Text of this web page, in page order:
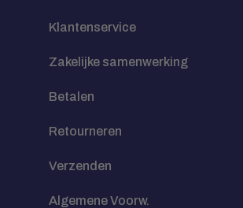
Klantenservice
Zakelijke samenwerking
Betalen
Retourneren
Verzenden
Algemene Voorw.